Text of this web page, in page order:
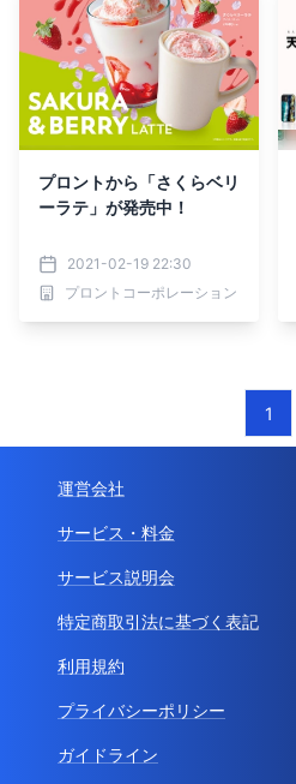
プロントから「さくらベリ
ーラテ」が発売中！
2021-02-19 22:30
プロントコーポレーション
1
運営会社
サービス・料金
サービス説明会
特定商取引法に基づく表記
利用規約
プライバシーポリシー
ガイドライン